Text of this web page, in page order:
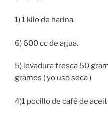
1) 1 kilo de harina.
6) 600 cc de agua.
5) levadura fresca 50
gramos ( yo uso seca )
4)1 pocillo de café de